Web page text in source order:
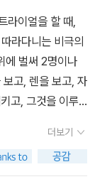
모리야 선배가 말
나는 노력하고
지만 노력하지
라이얼을 할 때,
라다니는 비극의
에 벌써 2명이나
고, 렌을 보고, 자
고, 그것을 이루
가 아니더라도
요한 것 같다. 센
있을 때, 우라기
더보기